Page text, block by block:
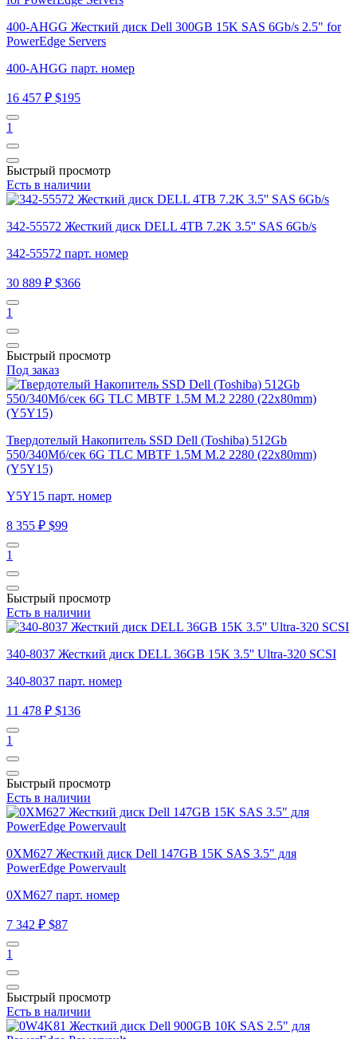
400-AHGG Жесткий диск Dell 300GB 15K SAS 6Gb/s 2.5" for
PowerEdge Servers
400-AHGG парт. номер
16 457 ₽ $195
1
Быстрый просмотр
Есть в наличии
342-55572 Жесткий диск DELL 4TB 7.2K 3.5'' SAS 6Gb/s
342-55572 парт. номер
30 889 ₽ $366
1
Быстрый просмотр
Под заказ
Твердотелый Накопитель SSD Dell (Toshiba) 512Gb
550/340Мб/сек 6G TLC MBTF 1.5M M.2 2280 (22x80mm)
(Y5Y15)
Y5Y15 парт. номер
8 355 ₽ $99
1
Быстрый просмотр
Есть в наличии
340-8037 Жесткий диск DELL 36GB 15K 3.5'' Ultra-320 SCSI
340-8037 парт. номер
11 478 ₽ $136
1
Быстрый просмотр
Есть в наличии
0XM627 Жесткий диск Dell 147GB 15K SAS 3.5" для
PowerEdge Powervault
0XM627 парт. номер
7 342 ₽ $87
1
Быстрый просмотр
Есть в наличии